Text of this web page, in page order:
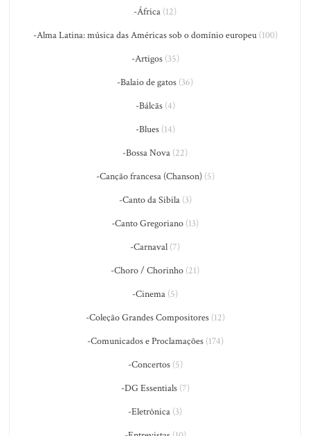
-África (12)
-Alma Latina: música das Américas sob o domínio europeu(100)
-Artigos(35)
-Balaio de gatos (36)
-Bálcãs(4)
-Blues(14)
-Bossa Nova (22)
-Canção francesa (Chanson)(5)
-Canto da Sibila(3)
-Canto Gregoriano (13)
-Carnaval (7)
-Choro / Chorinho (21)
-Cinema (5)
-Coleção Grandes Compositores(12)
-Comunicados e Proclamações(174)
-Concertos(5)
-DG Essentials(7)
-Eletrônica (3)